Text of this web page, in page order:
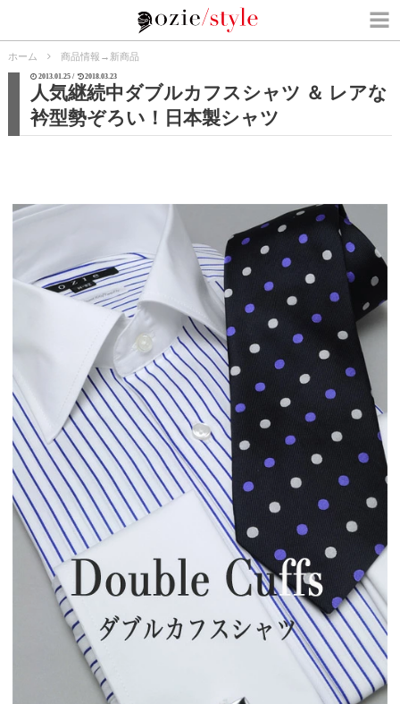
ホーム 商品情報 → 新商品
2013.01.25 / 2018.03.23
人気継続中ダブルカフスシャツ ＆ レアな
衿型勢ぞろい！日本製シャツ